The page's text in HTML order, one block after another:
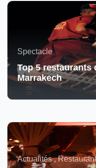
Spectacle
Top 5 restaurants
Marrakech
Actualités ,